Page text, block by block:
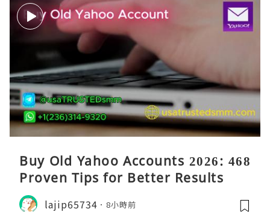
Buy Old Yahoo Accounts 2026: 468
Proven Tips for Better Results
lajip65734 8小時前